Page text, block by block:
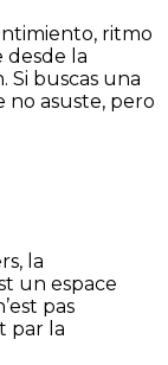
ritmo
desde la
Si buscas una
no asuste, pero
la
un espace
pas
par la